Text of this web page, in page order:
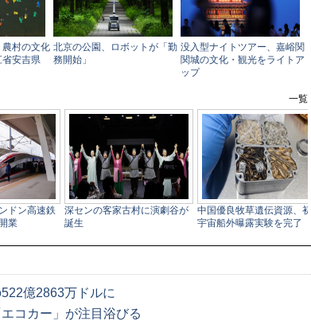
億2863万ドルに
コカー」が注目浴びる